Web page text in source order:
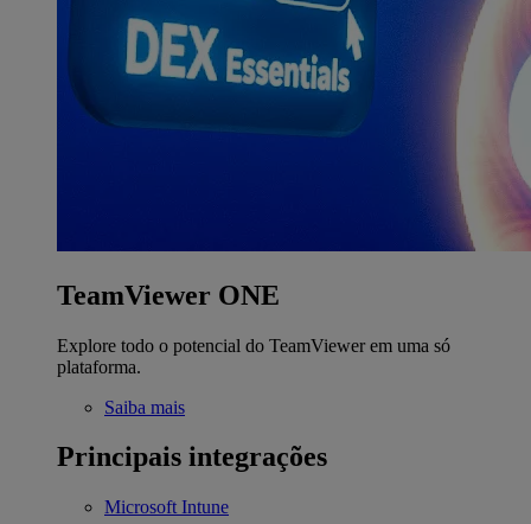
TeamViewer ONE
Explore todo o potencial do TeamViewer em uma só
plataforma.
Saiba mais
Principais integrações
Microsoft Intune